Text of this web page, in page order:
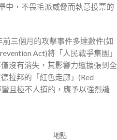
中，不畏毛派威脅而執意投票的
三個月的攻擊事件多達數件(如
Act)將「人民戰爭集團」
沒有消失，其影響力還擴張到全
拉邦的「紅色走廊」(Red
且極不人道的，應予以強烈譴
地點